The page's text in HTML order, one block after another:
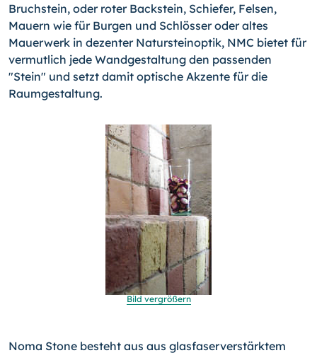
Bruchstein, oder roter Backstein, Schiefer, Felsen,
Mauern wie für Burgen und Schlösser oder altes
Mauerwerk in dezenter Natursteinoptik, NMC bietet für
vermutlich jede Wandgestaltung den passenden
"Stein" und setzt damit optische Akzente für die
Raumgestaltung.
Bild vergrößern
Noma Stone besteht aus aus glasfaserverstärktem